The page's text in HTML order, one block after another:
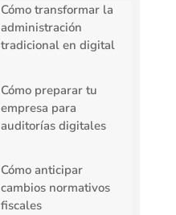
Cómo transformar la
administración
tradicional en digital
Cómo preparar tu
empresa para
auditorías digitales
Cómo anticipar
cambios normativos
fiscales